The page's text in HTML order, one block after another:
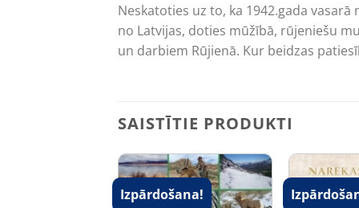
Neskatoties uz to, ka 1942.gada
no Latvijas, doties mūžībā, rūjeniešu
un darbiem Rūjienā. Kur beidzas
SAISTĪTIE PRODUKTI
Izpārdošana!